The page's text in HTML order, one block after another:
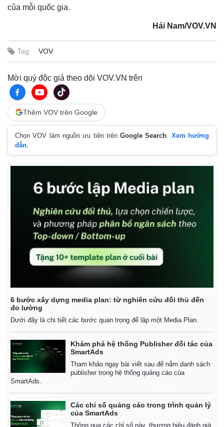
Pháp luật
Vụ án
Tin nóng
Tư vấn luật
Quân sự - Quốc phòng
của mỗi quốc gia.
Hải Nam/VOV.VN
Tag: VOV
Mời quý độc giả theo dõi VOV.VN trên
Thêm VOV trên Google
Chọn VOV làm nguồn ưu tiên trênGoogle Search
Xem hướng
dẫn.
6 bước xây dựng media plan: từ nghiên cứu đối thủ đến
đo lường
Dưới đây là chi tiết các bước quan trọng để lập một Media Plan.
Khám phá hệ thống Publisher đối tác của
SmartAds
Tham khảo ngay bài viết sau để nắm danh sách
publisher trong hệ thống quảng cáo của
SmartAds.
Các chỉ số quảng cáo trong trình quản lý
của SmartAds
Thông qua các chỉ số này, thương hiệu đánh giá